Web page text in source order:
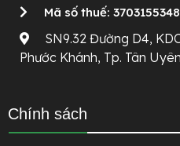
Mã số thuế: 3703155348
SN9.32 Đường D4,
Phước Khánh, Tp. Tân
Chính sách